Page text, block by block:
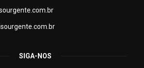
SIGA-NOS